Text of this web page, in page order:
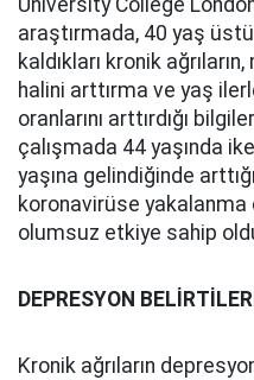
araştırmada, 40 yaş
kaldıkları kronik
halini arttırma ve yaş
oranlarını arttırdığı
çalışmada 44 yaşında
yaşına gelindiğinde
koronavirüse yakalanma
olumsuz etkiye sahip
DEPRESYON
Kronik ağrıların